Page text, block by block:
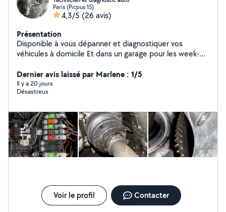
Paris (Picpus 15)
4,3/5 (26 avis)
Présentation
Disponible à vous dépanner et diagnostiquer vos
véhicules à domicile Et dans un garage pour les week-
Dernier avis laissé par Marlene : 1/5
Il y a 20 jours
Désastreux
Voir le profil Contacter